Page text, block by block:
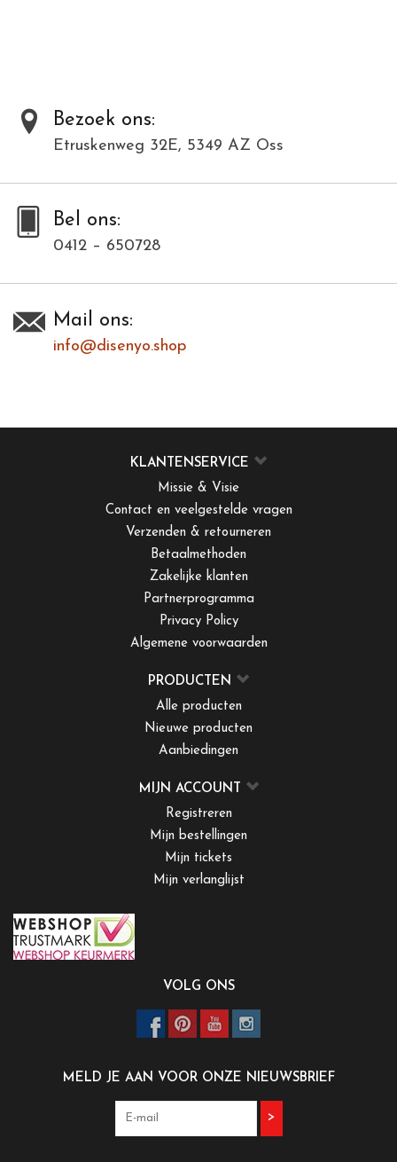
Bezoek ons:
Etruskenweg 32E, 5349 AZ Oss
Bel ons:
0412 – 650728
Mail ons:
info@disenyo.shop
KLANTENSERVICE
Missie & Visie
Contact en veelgestelde vragen
Verzenden & retourneren
Betaalmethoden
Zakelijke klanten
Partnerprogramma
Privacy Policy
Algemene voorwaarden
PRODUCTEN
Alle producten
Nieuwe producten
Aanbiedingen
MIJN ACCOUNT
Registreren
Mijn bestellingen
Mijn tickets
Mijn verlanglijst
VOLG ONS
MELD JE AAN VOOR ONZE NIEUWSBRIEF
>